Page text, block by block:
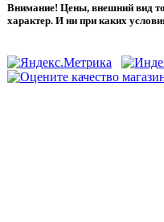
Внимание! Цены, внешний вид
характер. И ни при каких